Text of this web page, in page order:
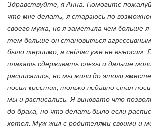
Здравствуйте, я Анна. Помогите
что мне делать, я стараюсь по
своего мужа, но я заметила чем больше я
тем больше он становиться
было терпимо, а сейчас уже не выносим.
плакать сдерживать слезы и дальше
расписались, но мы жили до этого
носил крестик, только недавно стал
мы и расписались. Я виновато что
до брака, но что делать было если
хотел. Муж жил с родителями своими и